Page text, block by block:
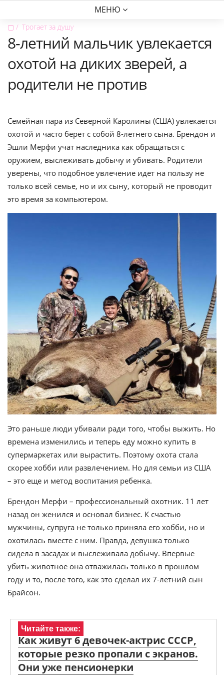
МЕНЮ
▢ Трогает за душу
8-летний мальчик увлекается
охотой на диких зверей, а
родители не против
Семейная пара из Северной Каролины (США) увлекается
охотой и часто берет с собой 8-летнего сына. Брендон и
Эшли Мерфи учат наследника как обращаться с
оружием, выслеживать добычу и убивать. Родители
уверены, что подобное увлечение идет на пользу не
только всей семье, но и их сыну, который не проводит
это время за компьютером.
Это раньше люди убивали ради того, чтобы выжить. Но
времена изменились и теперь еду можно купить в
супермаркетах или вырастить. Поэтому охота стала
скорее хобби или развлечением. Но для семьи из США
– это еще и метод воспитания ребенка.
Брендон Мерфи – профессиональный охотник. 11 лет
назад он женился и основал бизнес. К счастью
мужчины, супруга не только приняла его хобби, но и
охотилась вместе с ним. Правда, девушка только
сидела в засадах и выслеживала добычу. Впервые
убить животное она отважилась только в прошлом
году и то, после того, как это сделал их 7-летний сын
Брайсон.
Читайте также:
Как живут 6 девочек-актрис СССР,
которые резко пропали с экранов.
Они уже пенсионерки